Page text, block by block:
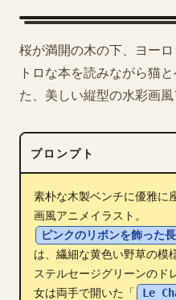
スキル
プロンプト
ダウンロード
ブログ
更新情報
桜が満開の木の下、ヨー
トロな本を読みながら猫
た、美しい縦型の水彩画風
プロンプト
素朴な木製ベンチに優雅に
画風アニメイラスト。
ピンクのリボンを飾った
は、繊細な黄色い野草の模
ステルセージグリーンのド
女は両手で開いた「
Le